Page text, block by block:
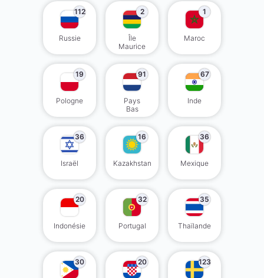
112
Russie
2
Île
Maurice
1
Maroc
19
Pologne
91
Pays
Bas
67
Inde
36
Israël
16
Kazakhstan
36
Mexique
20
Indonésie
32
Portugal
35
Thaïlande
30 20 123